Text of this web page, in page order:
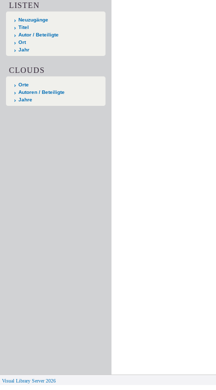
LISTEN
Neuzugänge
Titel
Autor / Beteiligte
Ort
Jahr
CLOUDS
Orte
Autoren / Beteiligte
Jahre
Visual Library Server 2026